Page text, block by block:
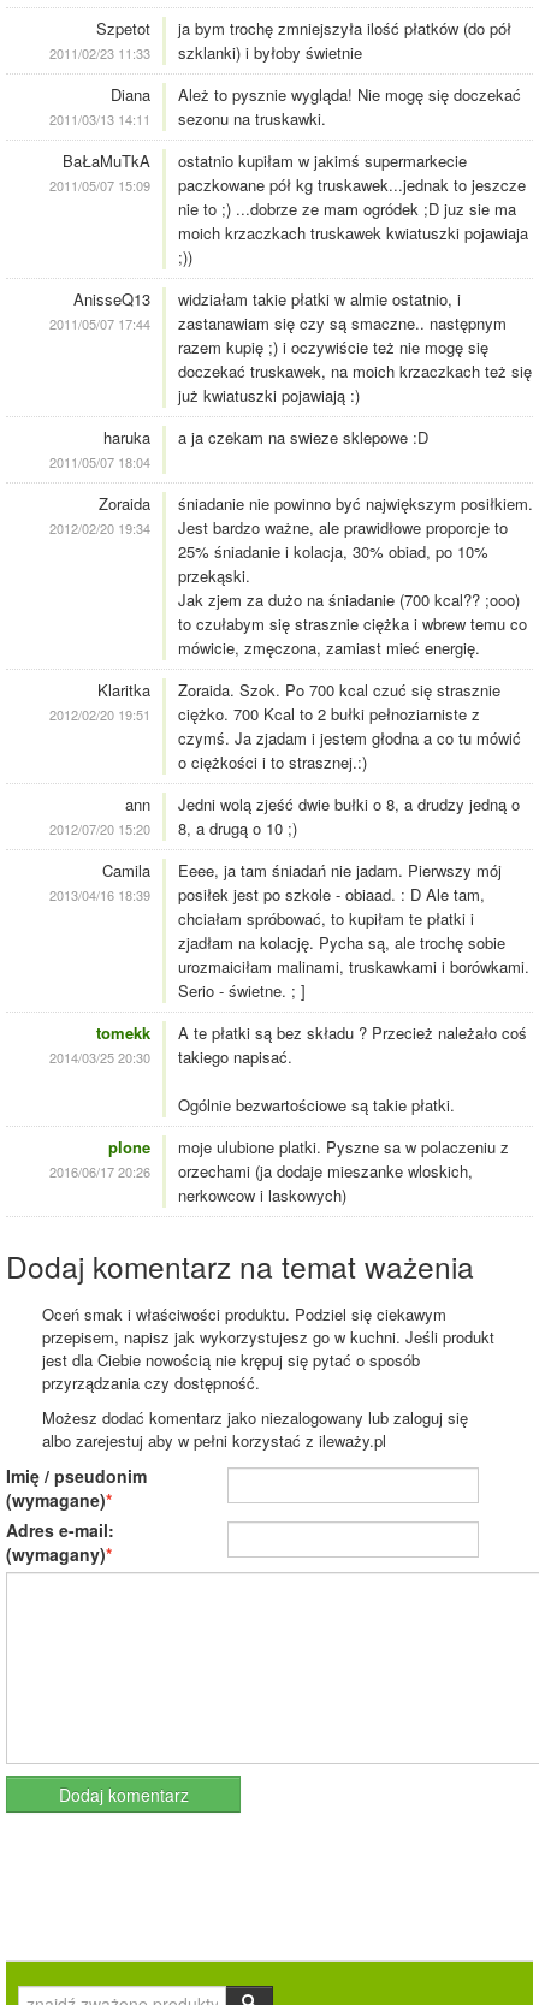
Szpetot
2011/02/23 11:33
ja bym trochę zmniejszyła ilość płatków (do pół
szklanki) i byłoby świetnie
Diana
2011/03/13 14:11
Ależ to pysznie wygląda! Nie mogę się doczekać
sezonu na truskawki.
BaŁaMuTkA
2011/05/07 15:09
ostatnio kupiłam w jakimś supermarkecie
paczkowane pół kg truskawek...jednak to jeszcze
nie to ;) ...dobrze ze mam ogródek ;D juz sie ma
moich krzaczkach truskawek kwiatuszki pojawiaja
;))
AnisseQ13
2011/05/07 17:44
widziałam takie płatki w almie ostatnio, i
zastanawiam się czy są smaczne.. następnym
razem kupię ;) i oczywiście też nie mogę się
doczekać truskawek, na moich krzaczkach też się
już kwiatuszki pojawiają :)
haruka
2011/05/07 18:04
a ja czekam na swieze sklepowe :D
Zoraida
2012/02/20 19:34
śniadanie nie powinno być największym posiłkiem.
Jest bardzo ważne, ale prawidłowe proporcje to
25% śniadanie i kolacja, 30% obiad, po 10%
przekąski.
Jak zjem za dużo na śniadanie (700 kcal?? ;ooo)
to czułabym się strasznie ciężka i wbrew temu co
mówicie, zmęczona, zamiast mieć energię.
Klaritka
2012/02/20 19:51
Zoraida. Szok. Po 700 kcal czuć się strasznie
ciężko. 700 Kcal to 2 bułki pełnoziarniste z
czymś. Ja zjadam i jestem głodna a co tu mówić
o ciężkości i to strasznej.:)
ann
2012/07/20 15:20
Jedni wolą zjeść dwie bułki o 8, a drudzy jedną o
8, a drugą o 10 ;)
Camila
2013/04/16 18:39
Eeee, ja tam śniadań nie jadam. Pierwszy mój
posiłek jest po szkole - obiaad. : D Ale tam,
chciałam spróbować, to kupiłam te płatki i
zjadłam na kolację. Pycha są, ale trochę sobie
urozmaiciłam malinami, truskawkami i borówkami.
Serio - świetne. ; ]
tomekk
2014/03/25 20:30
A te płatki są bez składu ? Przecież należało coś
takiego napisać.
Ogólnie bezwartościowe są takie płatki.
plone
2016/06/17 20:26
moje ulubione platki. Pyszne sa w polaczeniu z
orzechami (ja dodaje mieszanke wloskich,
nerkowcow i laskowych)
Dodaj komentarz na temat ważenia
Oceń smak i właściwości produktu. Podziel się ciekawym
przepisem, napisz jak wykorzystujesz go w kuchni. Jeśli produkt
jest dla Ciebie nowością nie krępuj się pytać o sposób
przyrządzania czy dostępność.
Możesz dodać komentarz jako niezalogowany lub zaloguj się
albo zarejestuj aby w pełni korzystać z ileważy.pl
Imię / pseudonim
(wymagane)
Adres e-mail:
(wymagany)